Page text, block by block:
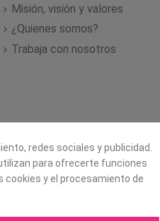
Misión, visión y valores
¿Quienes somos?
Trabaja con nosotros
redes sociales y publicidad.
para ofrecerte funciones
cookies y el procesamiento de